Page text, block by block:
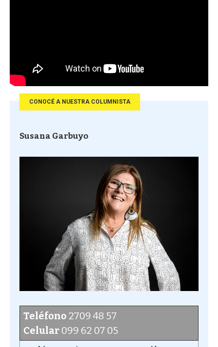
CONOCÉ A NUESTRA COLUMNISTA
Susana Garbuyo
Teléfono 2709 48 57
Celular 099 62 07 05